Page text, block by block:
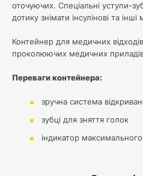
оточуючих. Спеціальні уступи-
дотику знімати інсулінові та
Контейнер для медичних
проколюючих медичних
Переваги контейнера:
зручна система
зубці для зняття голок
індикатор